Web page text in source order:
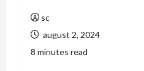
sc
august 2, 2024
8 minutes read